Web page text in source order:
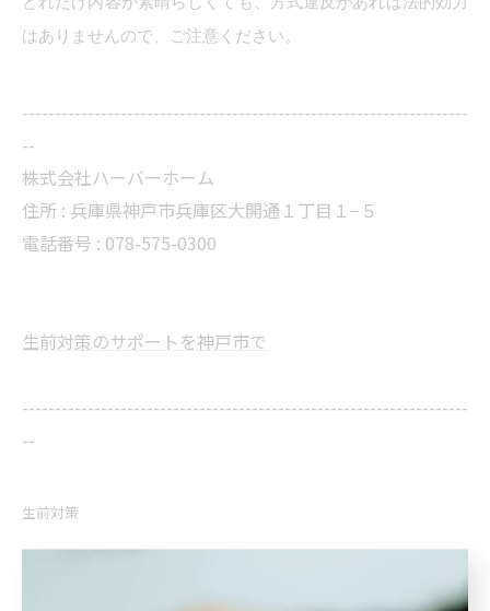
はありませんので、ご注意ください。
--------------------------------------------------------------------
--
株式会社ハーバーホーム
住所 : 兵庫県神戸市兵庫区大開通１丁目１−５
電話番号 : 078-575-0300
生前対策のサポートを神戸市で
--------------------------------------------------------------------
--
生前対策
次のページ >